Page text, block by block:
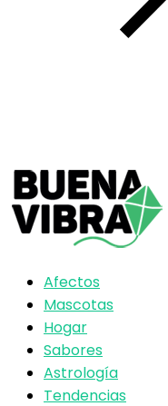
Afectos
Mascotas
Hogar
Sabores
Astrología
Tendencias